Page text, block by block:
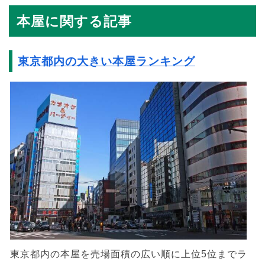
本屋に関する記事
東京都内の大きい本屋ランキング
東京都内の本屋を売場面積の広い順に上位5位までラ